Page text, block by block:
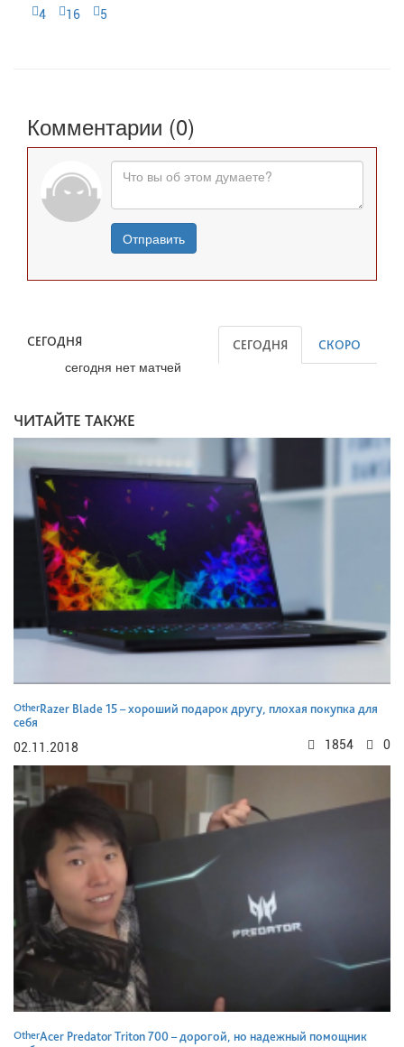
4 16 5
Комментарии (0)
Отправить
СЕГОДНЯ СКОРО
СЕГОДНЯ
сегодня нет матчей
ЧИТАЙТЕ ТАКЖЕ
OtherRazer Blade 15 – хороший подарок другу, плохая покупка для
себя
02.11.2018
0
1854
OtherAcer Predator Triton 700 – дорогой, но надежный помощник